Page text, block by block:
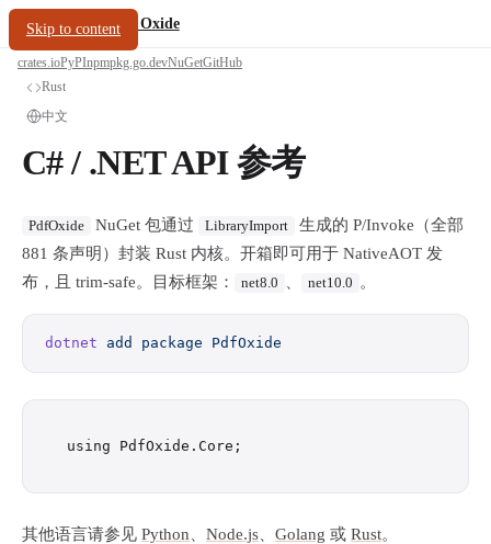
Skip to content
oxide.fyi/PDF Oxide
crates.ioPyPInpmpkg.go.devNuGetGitHub
Rust
中文
C# / .NET API 参考
PdfOxide NuGet 包通过 LibraryImport
生成的 P/Invoke（全部
881 条声明）封装 Rust 内核。开箱即可用于 NativeAOT 发
布，且 trim-safe。目标框架：
net8.0 net10.0 。
dotnet add package PdfOxide
其他语言请参见 Python Node.js Golang 或 Rust。